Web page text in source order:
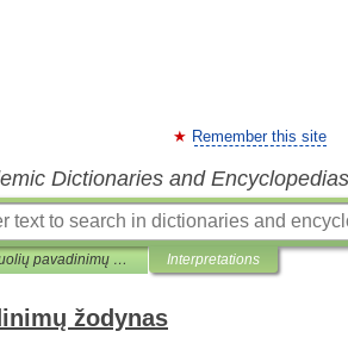
Remember this site
Dictionaries and Encyclopedias
Žinduolių pavadinimų žodynas Interpretations
žodynas